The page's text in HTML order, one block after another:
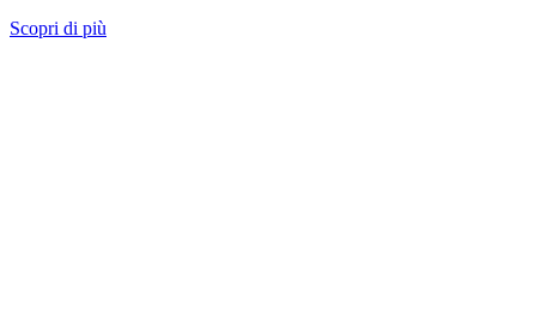
Scopri di più